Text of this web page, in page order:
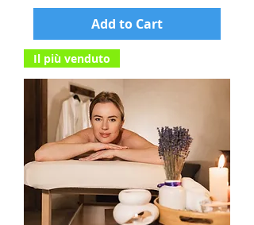
Add to Cart
Il più venduto